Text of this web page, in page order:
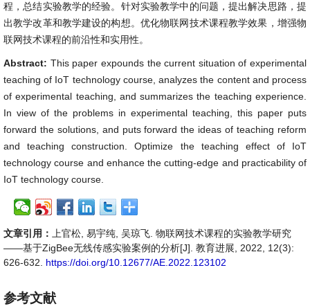
程，总结实验教学的经验。针对实验教学中的问题，提出解决思路，提
出教学改革和教学建设的构想。优化物联网技术课程教学效果，增强物
联网技术课程的前沿性和实用性。
Abstract: This paper expounds the current situation of experimental
teaching of IoT technology course, analyzes the content and process
of experimental teaching, and summarizes the teaching experience.
In view of the problems in experimental teaching, this paper puts
forward the solutions, and puts forward the ideas of teaching reform
and teaching construction. Optimize the teaching effect of IoT
technology course and enhance the cutting-edge and practicability of
IoT technology course.
文章引用：
上官松, 易宇纯, 吴琼飞. 物联网技术课程的实验教学研究
——基于ZigBee无线传感实验案例的分析[J]. 教育进展, 2022, 12(3):
626-632. https://doi.org/10.12677/AE.2022.123102
参考文献